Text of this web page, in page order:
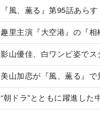
『風、薫る』第95話あらす
趣里主演『大空港』の『相
影山優佳、白ワンピ姿でス
美山加恋が『風、薫る』で
“朝ドラ”とともに躍進した